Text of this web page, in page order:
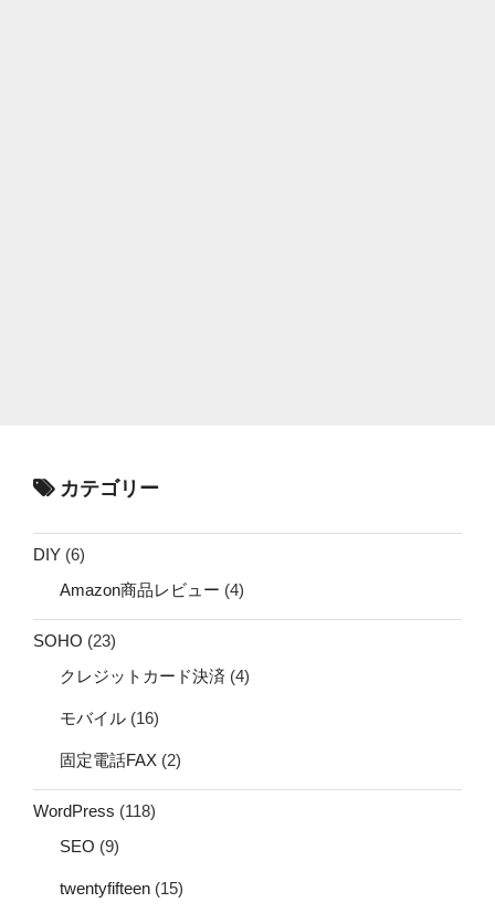
カテゴリー
DIY (6)
Amazon商品レビュー (4)
SOHO (23)
クレジットカード決済 (4)
モバイル (16)
固定電話FAX (2)
WordPress (118)
SEO (9)
twentyfifteen (15)